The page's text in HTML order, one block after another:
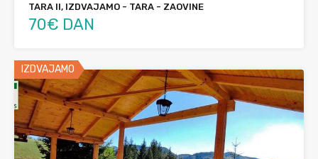
TARA II, IZDVAJAMO - TARA - ZAOVINE
70€ DAN
IZDVAJAMO